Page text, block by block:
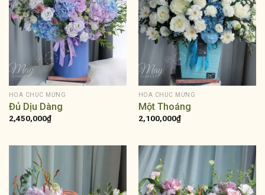
HOA CHÚC MỪNG
Đủ Dịu Dàng
2,450,000₫
HOA CHÚC MỪNG
Một Thoáng
2,100,000₫